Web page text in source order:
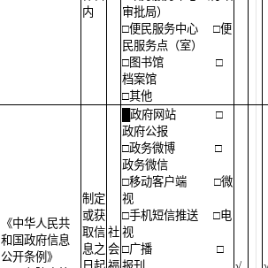
内
审批局）
□便民服务中心
□便
民服务点（室）
□图书馆
□
档案馆
□其他
《中华人民共
和国政府信息
公开条例》
制定
或获
取信
息之
社
会
█政府网站
□
政府公报
□政务微博
□
政务微信
□移动客户端
□微
视
□手机短信推送
□电
视
□广播
□